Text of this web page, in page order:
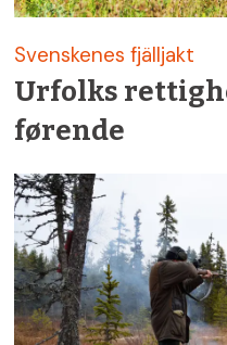
Svenskenes fjälljakt
Urfolks
førende